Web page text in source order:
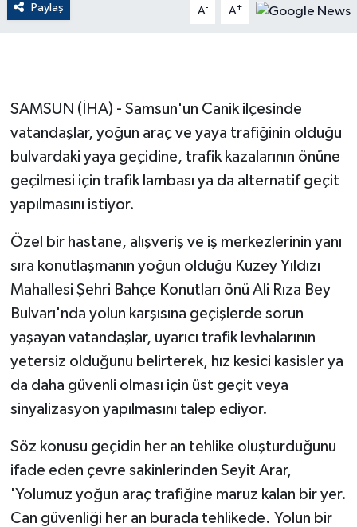
Paylaş A- A+
SAMSUN (İHA) - Samsun'un Canik ilçesinde
vatandaşlar, yoğun araç ve yaya trafiğinin olduğu
bulvardaki yaya geçidine, trafik kazalarının önüne
geçilmesi için trafik lambası ya da alternatif geçit
yapılmasını istiyor.
Özel bir hastane, alışveriş ve iş merkezlerinin yanı
sıra konutlaşmanın yoğun olduğu Kuzey Yıldızı
Mahallesi Şehri Bahçe Konutları önü Ali Rıza Bey
Bulvarı'nda yolun karşısına geçişlerde sorun
yaşayan vatandaşlar, uyarıcı trafik levhalarının
yetersiz olduğunu belirterek, hız kesici kasisler ya
da daha güvenli olması için üst geçit veya
sinyalizasyon yapılmasını talep ediyor.
Söz konusu geçidin her an tehlike oluşturduğunu
ifade eden çevre sakinlerinden Seyit Arar,
'Yolumuz yoğun araç trafiğine maruz kalan bir yer.
Can güvenliği her an burada tehlikede. Yolun bir
Finans
Gayrimenkul
GENEL
GÜNDEM
HABERDE İNSAN
İş Dünyası
Jandarma
KÜLTÜR SANAT
MAGAZİN